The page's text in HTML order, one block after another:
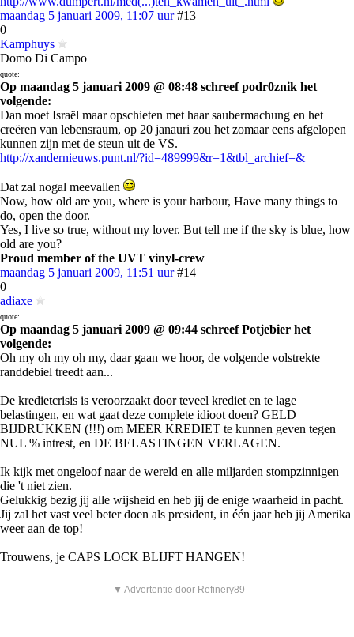
maandag 5 januari 2009, 11:07 uur #13
0
Kamphuys
Domo Di Campo
quote:
Op maandag 5 januari 2009 @ 08:48 schreef podr0znik het
volgende:
Dan moet Israël maar opschieten met haar saubermachung en het
creëren van lebensraum, op 20 janauri zou het zomaar eens afgelopen
kunnen zijn met de steun uit de VS.
http://xandernieuws.punt.nl/?id=489999&r=1&tbl_archief=&
Dat zal nogal meevallen
Now, how old are you, where is your harbour, Have many things to
do, open the door.
Yes, I live so true, without my lover. But tell me if the sky is blue, how
old are you?
Proud member of the UVT vinyl-crew
maandag 5 januari 2009, 11:51 uur #14
0
adiaxe
quote:
Op maandag 5 januari 2009 @ 09:44 schreef Potjebier het
volgende:
Oh my oh my oh my, daar gaan we hoor, de volgende volstrekte
randdebiel treedt aan...
De kredietcrisis is veroorzaakt door teveel krediet en te lage
belastingen, en wat gaat deze complete idioot doen? GELD
BIJDRUKKEN (!!!) om MEER KREDIET te kunnen geven tegen
NUL % intrest, en DE BELASTINGEN VERLAGEN.
Ik kijk met ongeloof naar de wereld en alle miljarden stompzinnigen
die 't niet zien.
Gelukkig bezig jij alle wijsheid en heb jij de enige waarheid in pacht.
Jij zal het vast veel beter doen als president, in één jaar heb jij Amerika
weer aan de top!
Trouwens, je CAPS LOCK BLIJFT HANGEN!
▼ Advertentie door Refinery89